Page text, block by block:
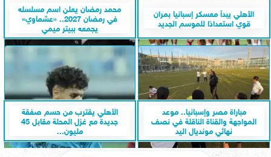
الأهلي يبدأ معسكر إسبانيا بمران
قوي استعدادًا للموسم الجديد
محمد رمضان يعلن اسم مسلسله
في رمضان 2027.. «عشماوي»
يجمعه ببيتر ميمي
مباراة مصر وإسبانيا.. موعد
المواجهة والقناة الناقلة في نصف
نهائي مونديال اليد
الأهلي يقترب من حسم صفقة
جديدة مع غزل المحلة مقابل 45
مليون...